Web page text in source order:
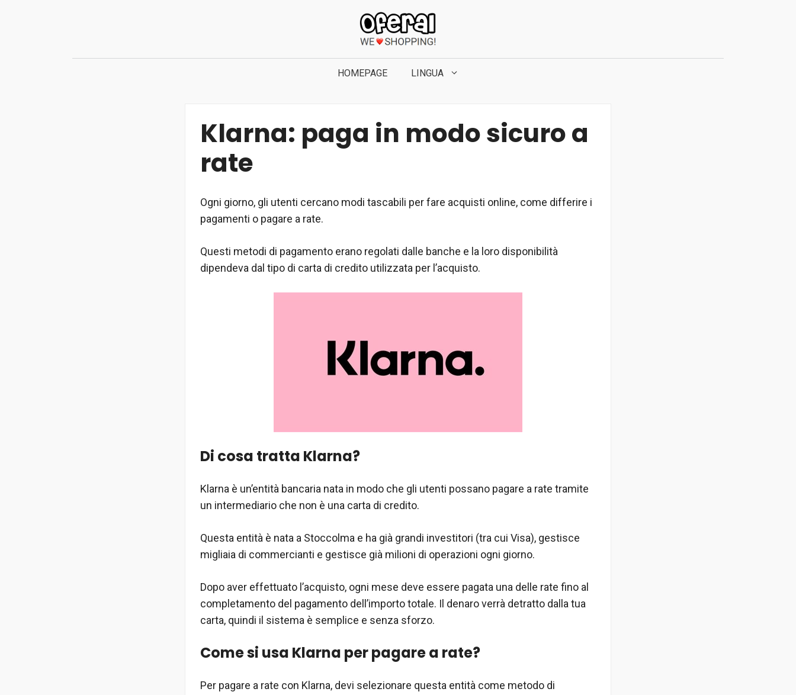
HOMEPAGE LINGUA
Klarna: paga in modo sicuro a
rate
Ogni giorno, gli utenti cercano modi tascabili per fare acquisti online, come differire i
pagamenti o pagare a rate.
Questi metodi di pagamento erano regolati dalle banche e la loro disponibilità
dipendeva dal tipo di carta di credito utilizzata per l’acquisto.
Di cosa tratta Klarna?
Klarna è un’entità bancaria nata in modo che gli utenti possano pagare a rate tramite
un intermediario che non è una carta di credito.
Questa entità è nata a Stoccolma e ha già grandi investitori (tra cui Visa), gestisce
migliaia di commercianti e gestisce già milioni di operazioni ogni giorno.
Dopo aver effettuato l’acquisto, ogni mese deve essere pagata una delle rate fino al
completamento del pagamento dell’importo totale. Il denaro verrà detratto dalla tua
carta, quindi il sistema è semplice e senza sforzo.
Come si usa Klarna per pagare a rate?
Per pagare a rate con Klarna, devi selezionare questa entità come metodo di